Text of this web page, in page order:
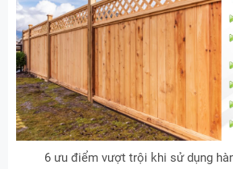
6 ưu điểm vượt trội khi sử dụng